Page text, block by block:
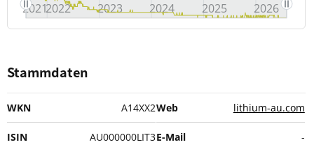
20212022 2023 2024 2025 2026
Stammdaten
WKN A14XX2
ISIN AU000000LIT3
Web lithium-au.com
E-Mail -